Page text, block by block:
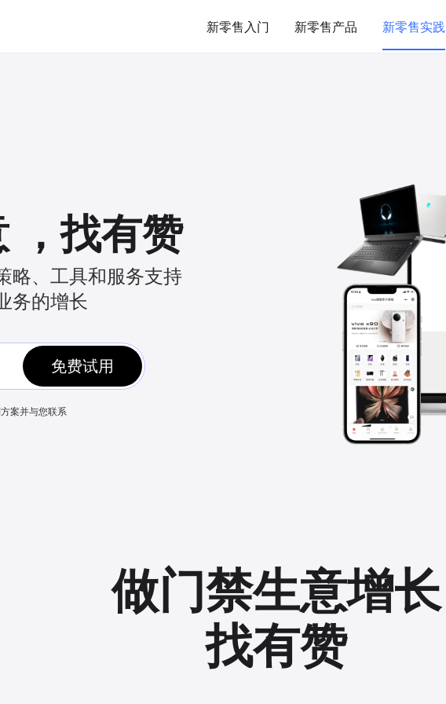
新零售入门 新零售产品 新零售实践
，找有赞
略、工具和服务支持
务的增长
免费试用
案并与您联系
做门禁生意增长
找有赞